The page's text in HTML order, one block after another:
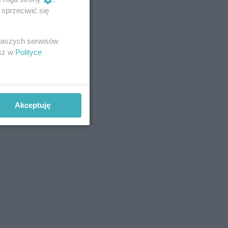
się
serwisów
w Polityce
Akceptuję